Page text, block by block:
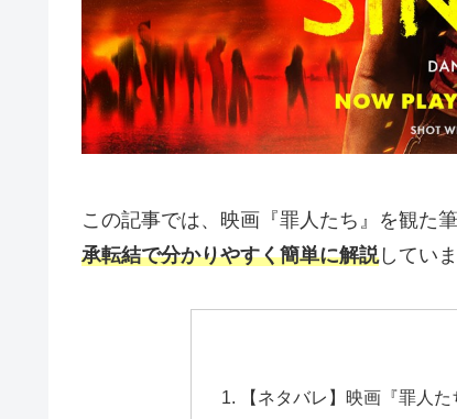
この記事では、映画『罪人たち』を観た筆
承転結で分かりやすく簡単に解説していま
【ネタバレ】映画『罪人